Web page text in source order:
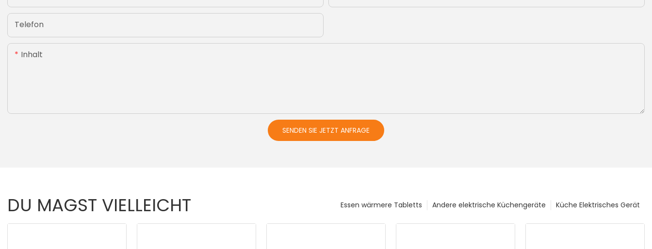
Telefon
Inhalt
SENDEN SIE JETZT ANFRAGE
DU MAGST VIELLEICHT Küche Elektrisches Gerät
Andere elektrische Küchengeräte
Essen wärmere Tabletts